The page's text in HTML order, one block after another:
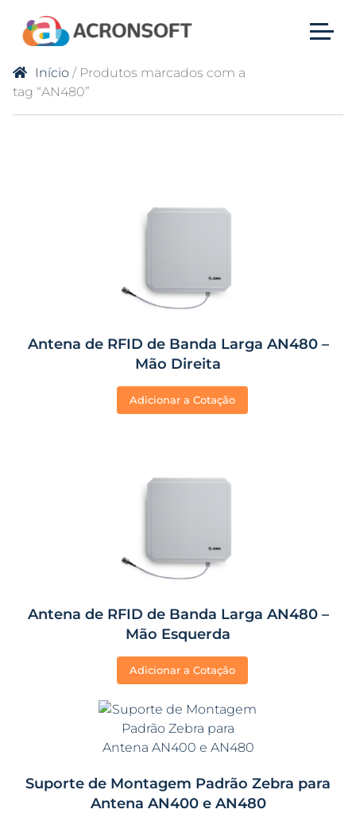
Início / Produtos marcados com a
tag “AN480”
Antena de RFID de Banda Larga AN480 –
Mão Direita
Adicionar a Cotação
Antena de RFID de Banda Larga AN480 –
Mão Esquerda
Adicionar a Cotação
Suporte de Montagem Padrão Zebra para
Antena AN400 e AN480